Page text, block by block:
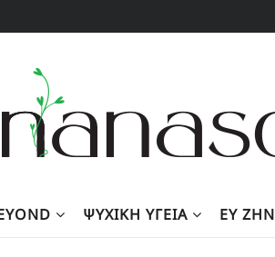
ΨΥΧΙΚΉ ΥΓΕΊΑ ΕΥ ΖΗΝ